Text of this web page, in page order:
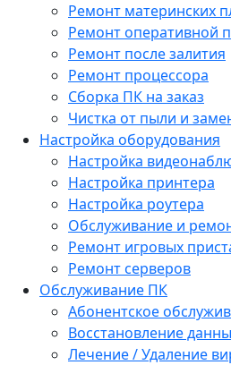
Ремонт материнских
Ремонт оперативной
Ремонт после залития
Ремонт процессора
Сборка ПК на заказ
Чистка от пыли и
Настройка оборудования
Настройка
Настройка принтера
Настройка роутера
Обслуживание и
Ремонт игровых
Ремонт серверов
Обслуживание ПК
Абонентское
Восстановление
Лечение / Удаление